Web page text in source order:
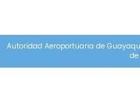
Autoridad Aeroportuaria de